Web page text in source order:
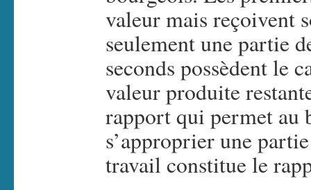
valeur mais reçoivent
seulement une partie
seconds possèdent le
valeur produite
rapport qui permet au
s’approprier une
travail constitue le